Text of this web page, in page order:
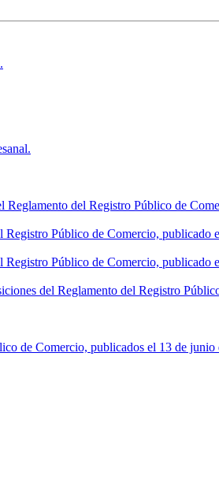
del Registro Público de
Público de Comercio,
Público de Comercio,
del Reglamento del Registro
de Comercio, publicados el 13 de